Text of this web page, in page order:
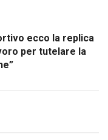
ecco la replica
per tutelare la